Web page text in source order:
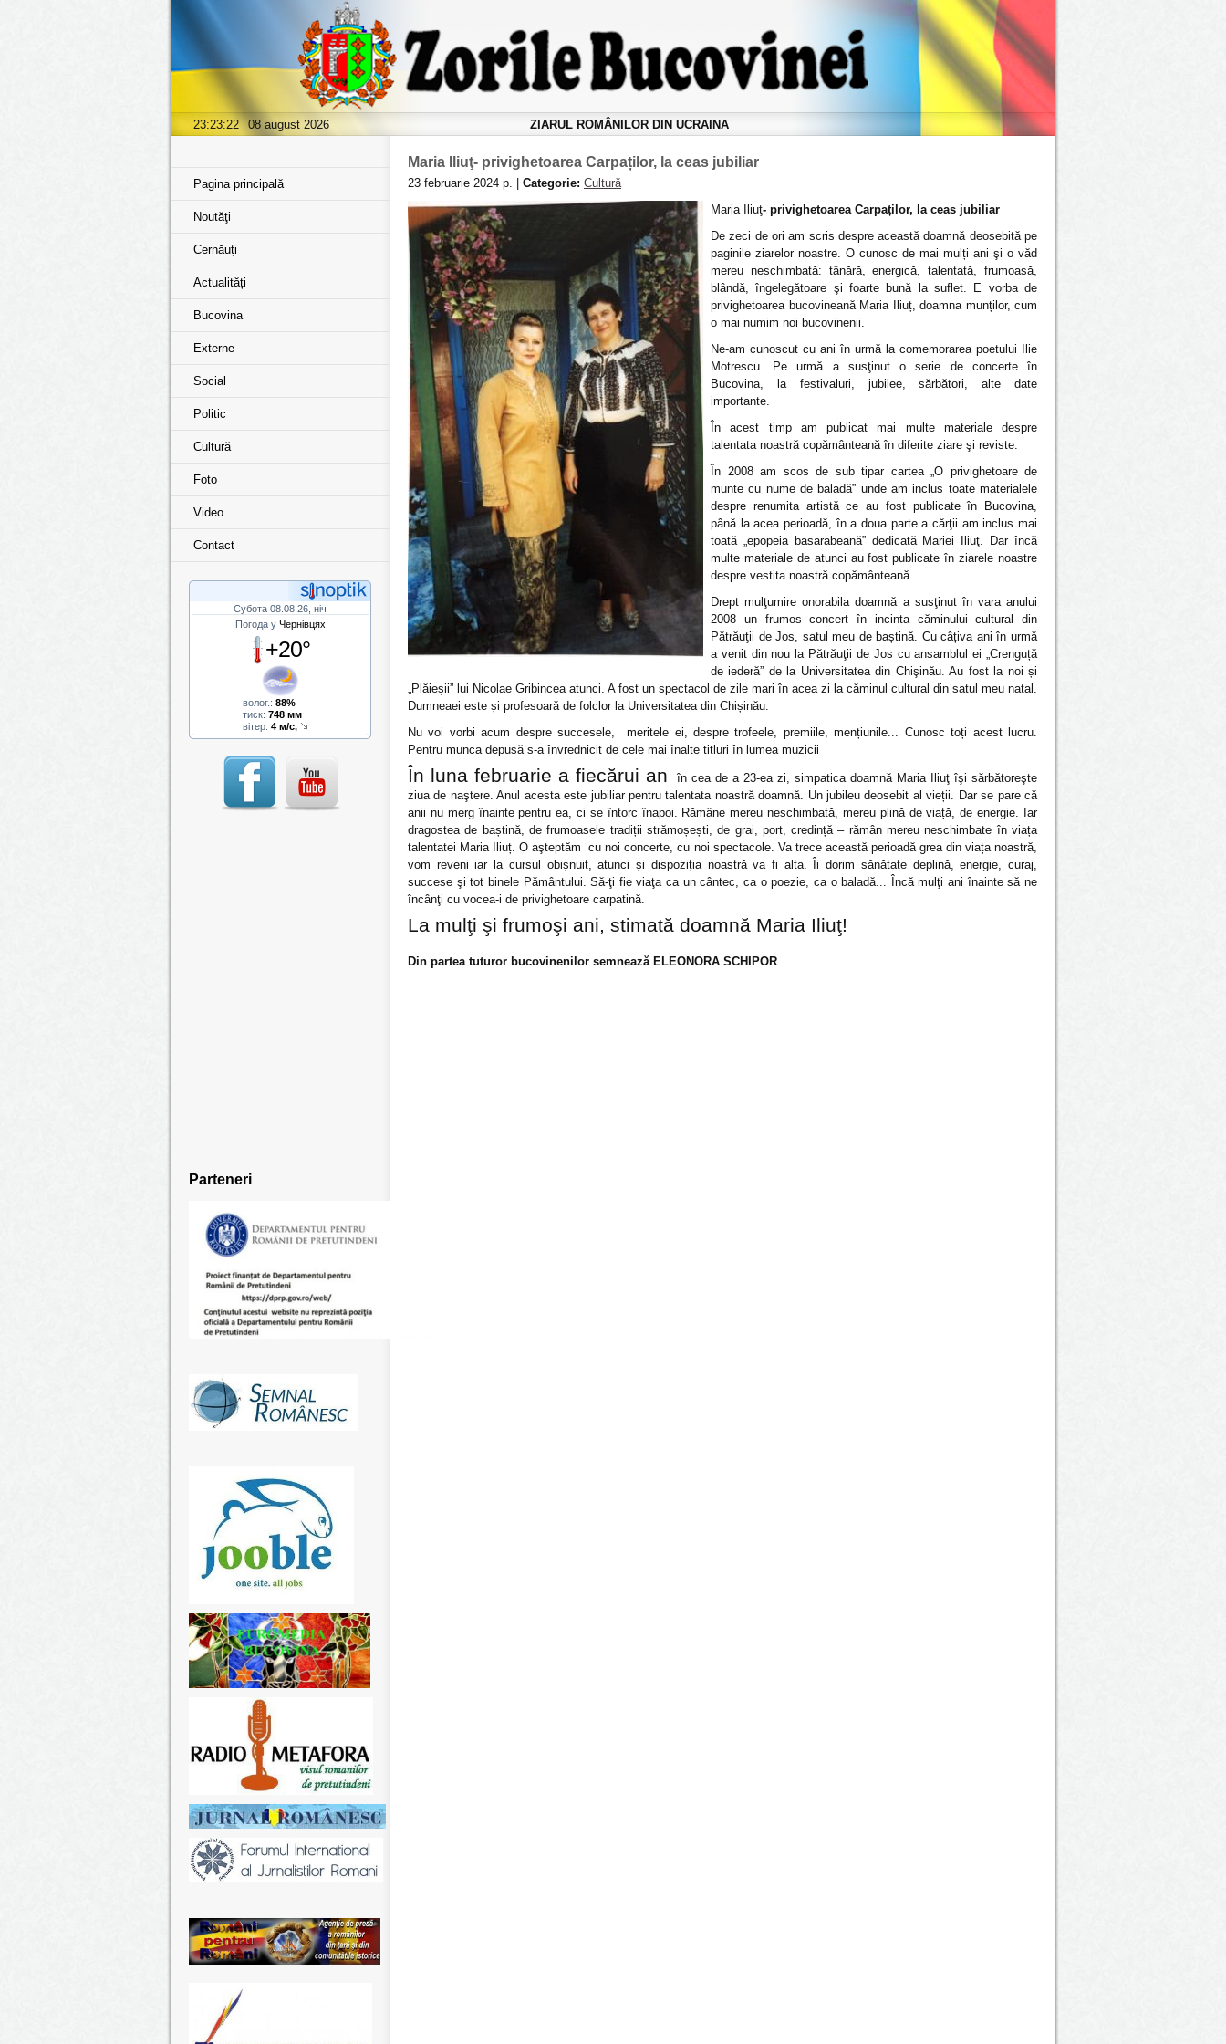
23:23:22 08 august 2026 ZIARUL ROMÂNILOR DIN UCRAINA
Pagina principală
Noutăţi
Cernăuți
Actualități
Bucovina
Externe
Social
Politic
Cultură
Foto
Video
Contact
Субота 08.08.26, ніч
Погода у Чернівцях
+20°
волог.: 88%
тиск: 748 мм
вітер: 4 м/с,
Parteneri
Maria Iliuţ- privighetoarea Carpaților, la ceas jubiliar
23 februarie 2024 р. | Categorie: Cultură
Maria Iliuţ- privighetoarea Carpaților, la ceas jubiliar
De zeci de ori am scris despre această doamnă deosebită pe
paginile ziarelor noastre. O cunosc de mai mulți ani şi o văd
mereu neschimbată: tânără, energică, talentată, frumoasă,
blândă, îngelegătoare şi foarte bună la suflet. E vorba de
privighetoarea bucovineană Maria Iliuț, doamna munților, cum
o mai numim noi bucovinenii.
Ne-am cunoscut cu ani în urmă la comemorarea poetului Ilie
Motrescu. Pe urmă a susţinut o serie de concerte în
Bucovina, la festivaluri, jubilee, sărbători, alte date
importante.
În acest timp am publicat mai multe materiale despre
talentata noastră copământeană în diferite ziare şi reviste.
În 2008 am scos de sub tipar cartea „O privighetoare de
munte cu nume de baladă” unde am inclus toate materialele
despre renumita artistă ce au fost publicate în Bucovina,
până la acea perioadă, în a doua parte a cărţii am inclus mai
toată „epopeia basarabeană” dedicată Mariei Iliuţ. Dar încă
multe materiale de atunci au fost publicate în ziarele noastre
despre vestita noastră copământeană.
Drept mulţumire onorabila doamnă a susţinut în vara anului
2008 un frumos concert în incinta căminului cultural din
Pătrăuţii de Jos, satul meu de baștină. Cu câțiva ani în urmă
a venit din nou la Pătrăuţii de Jos cu ansamblul ei „Crenguță
de iederă” de la Universitateadin Chişinău. Au fost la noi și
„Plăieșii” lui Nicolae Gribincea atunci. A fost un spectacol de zile mari în acea zi la căminul cultural din satul meu natal.
Dumneaei este și profesoară de folclor la Universitatea din Chișinău.
Nu voi vorbi acum despre succesele, meritele ei, despre trofeele, premiile, mențiunile... Cunosc toți acest lucru.
Pentru munca depusă s-a învrednicit de cele mai înalte titluri în lumea muzicii
În luna februarie a fiecărui an în cea de a 23-ea zi, simpatica doamnă Maria Iliuţ îşi sărbătoreşte
ziua de naştere. Anul acesta este jubiliar pentru talentata noastră doamnă. Un jubileu deosebit al vieții. Dar se pare că
anii nu merg înainte pentru ea, ci se întorc înapoi. Rămâne mereu neschimbată, mereu plină de viață, de energie. Iar
dragostea de baștină, de frumoasele tradiții strămoșești, de grai, port, credință – rămân mereu neschimbate în viața
talentatei Maria Iliuț. O aşteptăm cu noi concerte, cu noi spectacole. Va trece această perioadă grea din viața noastră,
vom reveni iar la cursul obișnuit, atunci și dispoziția noastră va fi alta. Îi dorim sănătate deplină, energie, curaj,
succese şi tot binele Pământului. Să-ţi fie viaţa ca un cântec, ca o poezie, ca o baladă... Încă mulţi ani înainte să ne
încânţi cu vocea-i de privighetoare carpatină.
La mulţi şi frumoşi ani, stimată doamnă Maria Iliuţ!
Din partea tuturor bucovinenilor semnează ELEONORA SCHIPOR